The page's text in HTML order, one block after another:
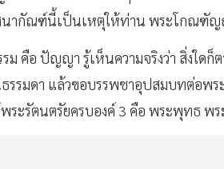
นากัณฑ์นี้เป็นเหตุให้ท่าน พระโกณฑั
คือ ปัญญา รู้เห็นความจริงว่า สิ่งใดก็
รรมดา แล้วขอบรรพชาอุปสมบทต่อพ
ระรัตนตรัยครบองค์ 3 คือ พระพุทธ พร